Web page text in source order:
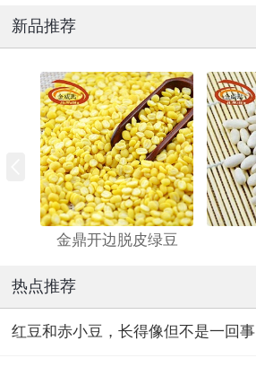
新品推荐
金鼎开边脱皮绿豆
热点推荐
红豆和赤小豆，长得像但不是一回事